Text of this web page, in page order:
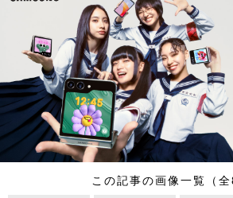
この記事の画像一覧（全